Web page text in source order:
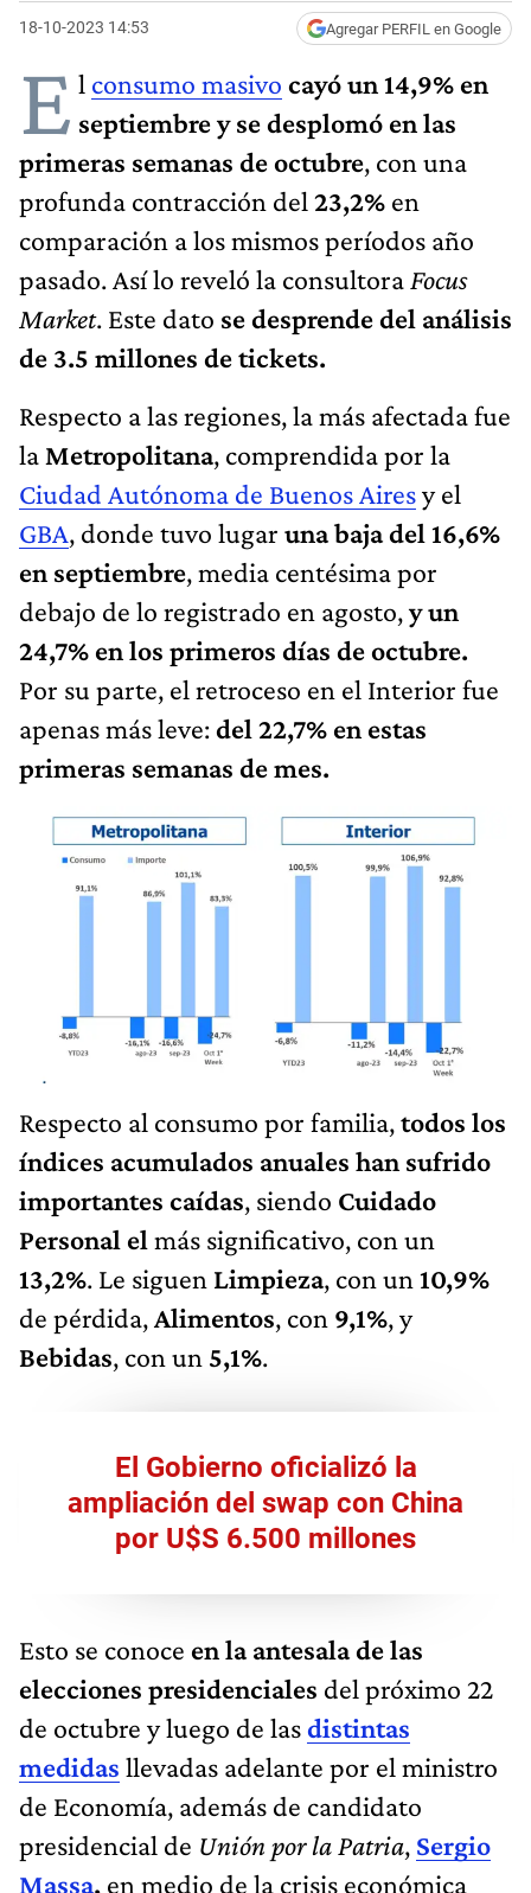
18-10-2023 14:53 Agregar PERFIL en Google
E l consumo masivo cayó un 14,9% en
septiembre y se desplomó en las
primeras semanas de octubre, con una
profunda contracción del 23,2% en
comparación a los mismos períodos año
pasado. Así lo reveló la consultora Focus
Market. Este dato se desprende del análisis
de 3.5 millones de tickets.
Respecto a las regiones, la más afectada fue
la Metropolitana, comprendida por la
Ciudad Autónoma de Buenos Airesy el
GBA, donde tuvo lugar una baja del 16,6%
en septiembre, media centésima por
debajo de lo registrado en agosto,y un
24,7% en los primeros días de octubre.
Por su parte, el retroceso en el Interior fue
apenas más leve:del 22,7% en estas
primeras semanas de mes.
Respecto al consumo por familia,todos los
índices acumulados anuales han sufrido
importantes caídas, siendo Cuidado
Personal el más significativo, con un
13,2%. Le siguen Limpieza, con un 10,9%
de pérdida,Alimentos, con 9,1%, y
Bebidas, con un 5,1%.
El Gobierno oficializó la
ampliación del swap con China
por U$S 6.500 millones
Esto se conoce en la antesala de las
elecciones presidenciales del próximo 22
de octubre y luego de lasdistintas
medidas llevadas adelante por el ministro
de Economía, además de candidato
presidencial de Unión por la Patria, Sergio
Massa, en medio de la crisis económica